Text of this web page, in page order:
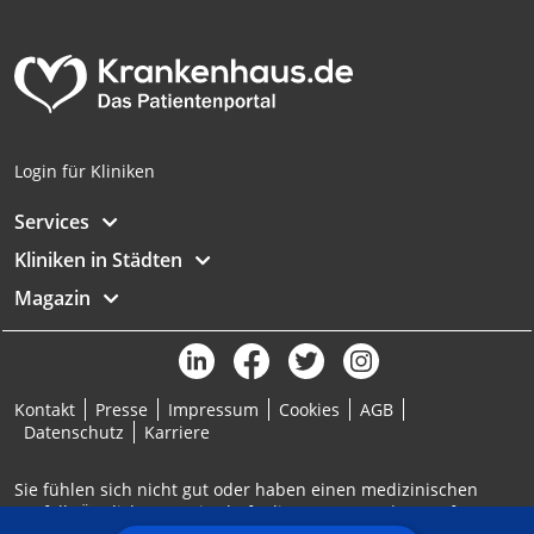
Login für Kliniken
Services
Kliniken in Städten
Magazin
Kontakt Presse Impressum Cookies
AGB
Datenschutz
Karriere
Sie fühlen sich nicht gut oder haben einen medizinischen
Notfall? Ärztlicher Bereitschaftsdienst: 116117 | Notruf: 112
verschiedenen Quellen
Entwicklung und Verbesserung der
Verwendung reduzierter Daten zur Auswahl
IAB-Besonderheiten:
Verwendung genauer Standortdaten
Informationen identifizieren
Nicht-IAB-Verarbeitungszwecke:
Notwendig